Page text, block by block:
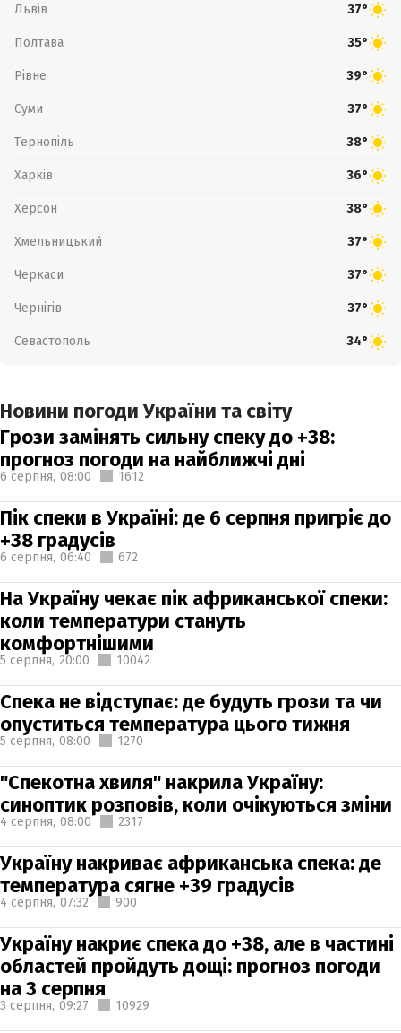
Львів 37°
Полтава 35°
Рівне 39°
Суми 37°
Тернопіль 38°
Харків 36°
Херсон 38°
Хмельницький 37°
Черкаси 37°
Чернігів 37°
Севастополь 34°
Новини погоди України та світу
Грози замінять сильну спеку до +38:
прогноз погоди на найближчі дні
6 серпня, 08:00 1612
Пік спеки в Україні: де 6 серпня пригріє до
+38 градусів
6 серпня, 06:40 672
На Україну чекає пік африканської спеки:
коли температури стануть
комфортнішими
5 серпня, 20:00 10042
Спека не відступає: де будуть грози та чи
опуститься температура цього тижня
5 серпня, 08:00 1270
"Спекотна хвиля" накрила Україну:
синоптик розповів, коли очікуються зміни
4 серпня, 08:00 2317
Україну накриває африканська спека: де
температура сягне +39 градусів
4 серпня, 07:32 900
Україну накриє спека до +38, але в частині
областей пройдуть дощі: прогноз погоди
на 3 серпня
3 серпня, 09:27 10929